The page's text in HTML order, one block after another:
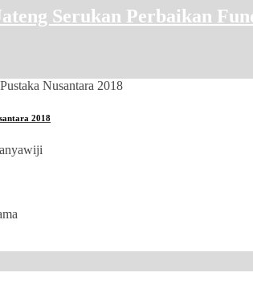
Serukan Perbaikan
2018